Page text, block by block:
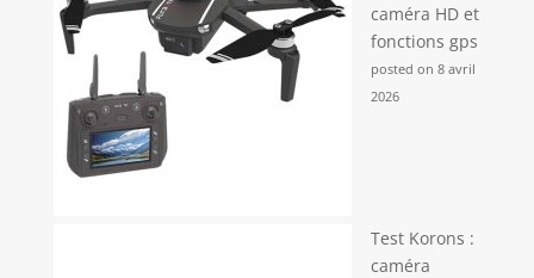
caméra HD et
fonctions gps
posted on 8 avril
2026
Test Korons :
caméra